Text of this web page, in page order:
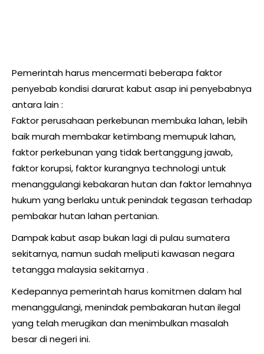
Pemerintah harus mencermati beberapa faktor
penyebab kondisi darurat kabut asap ini penyebabnya
antara lain :
Faktor perusahaan perkebunan membuka lahan, lebih
baik murah membakar ketimbang memupuk lahan,
faktor perkebunan yang tidak bertanggung jawab,
faktor korupsi, faktor kurangnya technologi untuk
menanggulangi kebakaran hutan dan faktor lemahnya
hukum yang berlaku untuk penindak tegasan terhadap
pembakar hutan lahan pertanian.
Dampak kabut asap bukan lagi di pulau sumatera
sekitarnya, namun sudah meliputi kawasan negara
tetangga malaysia sekitarnya .
Kedepannya pemerintah harus komitmen dalam hal
menanggulangi, menindak pembakaran hutan ilegal
yang telah merugikan dan menimbulkan masalah
besar di negeri ini.